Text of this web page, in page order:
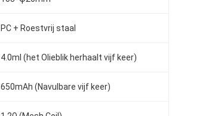
PC + Roestvrij staal
4.0ml (het Olieblik herhaalt vijf keer)
650mAh (Navulbare vijf keer)